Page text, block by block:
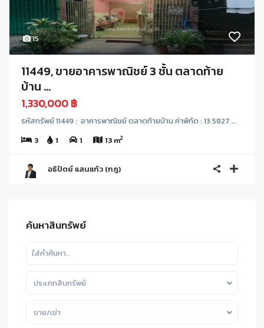
15
11449, ขายอาคารพาณิชย์ 3 ชั้น ตลาดท้าย
บ้าน ...
1,330,000 ฿
รหัสทรัพย์ 11449 : อาคารพาณิชย์ ตลาดท้ายบ้าน ค่าพิกัด : 13.5827 ...
3
1 1 13 m2
อธิปัตย์ แสนแก้ว (กฎ)
ค้นหาสินทรัพย์
ประเภทสินทรัพย์
ขาย/เช่า